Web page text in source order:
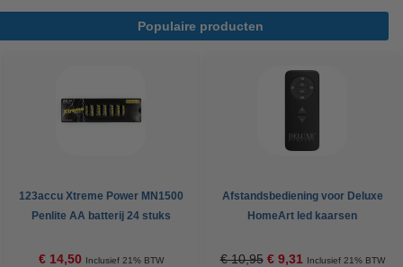
Populaire producten
123accu Xtreme Power MN1500
Penlite AA batterij 24 stuks
€ 14,50 Inclusief 21% BTW
Afstandsbediening voor Deluxe
HomeArt led kaarsen
€ 10,95 € 9,31 Inclusief 21% BTW